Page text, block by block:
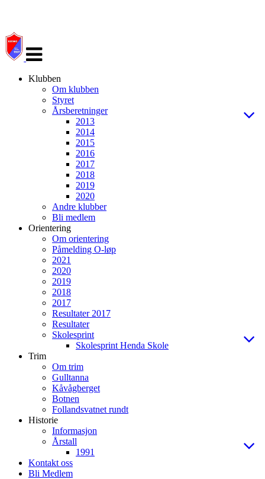
navigasjon
Klubben
Om klubben
Styret
Årsberetninger
2013
2014
2015
2016
2017
2018
2019
2020
Andre klubber
Bli medlem
Orientering
Om orientering
Påmelding O-løp
2021
2020
2019
2018
2017
Resultater 2017
Resultater
Skolesprint
Skolesprint Henda Skole
Trim
Om trim
Gulltanna
Kåvågberget
Botnen
Follandsvatnet rundt
Historie
Informasjon
Årstall
1991
Kontakt oss
Bli Medlem